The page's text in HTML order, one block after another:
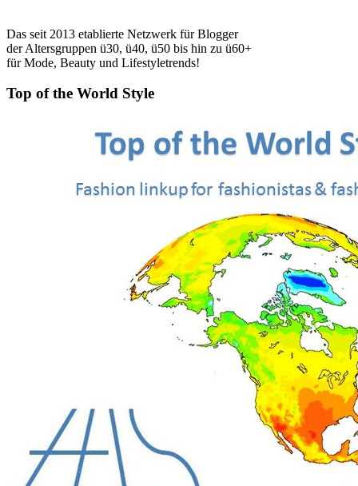
Das seit 2013 etablierte Netzwerk für Blogger
der Altersgruppen ü30, ü40, ü50 bis hin zu ü60+
für Mode, Beauty und Lifestyletrends!
Top of the World Style